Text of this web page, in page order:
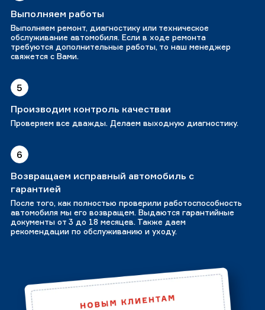
Выполняем работы
Выполняем ремонт, диагностику или техническое
обслуживание автомобиля. Если в ходе ремонта
требуются дополнительные работы, то наш менеджер
свяжется с Вами.
5
Производим контроль качестваи
Проверяем все дважды. Делаем выходную диагностику.
6
Возвращаем исправный автомобиль с
гарантией
После того, как полностью проверили работоспособность
автомобиля мы его возвращем. Выдаются гарантийные
документы от 3 до 18 месяцев. Также даем
рекомендации по обслуживанию и уходу.